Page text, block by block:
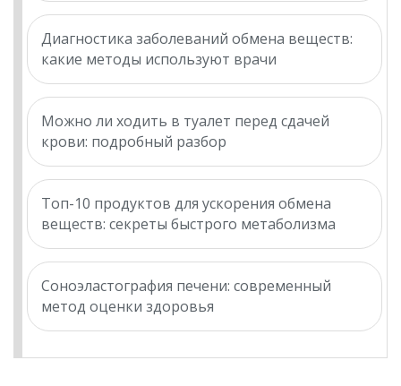
Диагностика заболеваний обмена веществ:
какие методы используют врачи
Можно ли ходить в туалет перед сдачей
крови: подробный разбор
Топ-10 продуктов для ускорения обмена
веществ: секреты быстрого метаболизма
Соноэластография печени: современный
метод оценки здоровья